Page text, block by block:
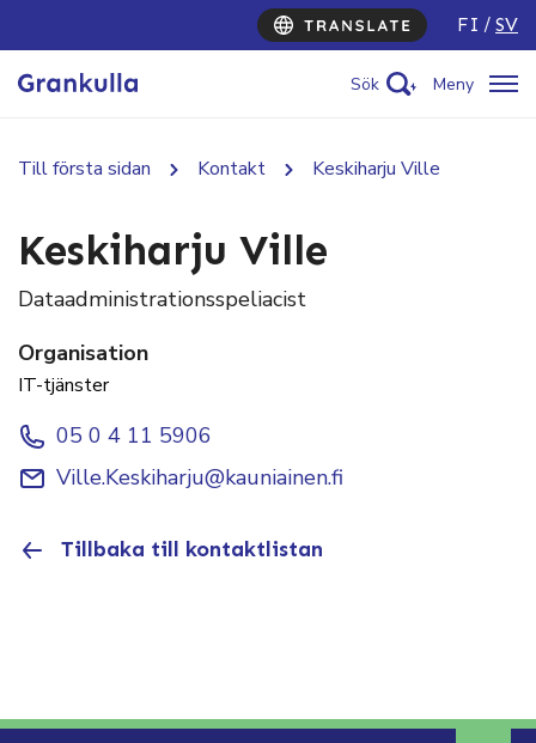
FI SV
Sök Meny
Till första sidan Kontakt Keskiharju Ville
Keskiharju Ville
Dataadministrationsspeliacist
Organisation
IT-tjänster
05 0 4 11 5906
Ville.Keskiharju@kauniainen.fi
Tillbaka till kontaktlistan